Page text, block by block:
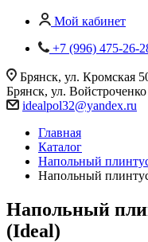
Мой кабинет
+7 (996) 475-26-
Брянск, ул. Кромская
Брянск, ул.
idealpol32@yandex.ru
Главная
Каталог
Напольный
Напольный
Напольный
(Ideal)